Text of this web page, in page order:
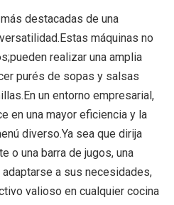
destacadas de una
máquinas no
realizar una amplia
purés de sopas y salsas
un entorno empresarial,
en una mayor eficiencia y la
diverso.Ya sea que dirija
o una barra de jugos, una
a sus necesidades,
valioso en cualquier cocina